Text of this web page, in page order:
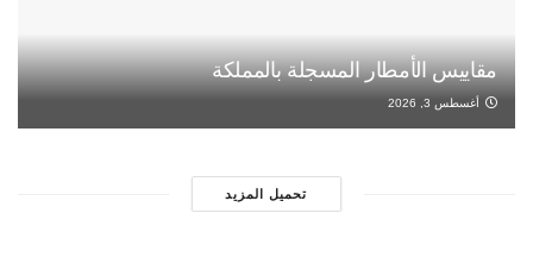
مقاييس الأمطار المسجلة بالمملكة
أغسطس 3, 2026
تحميل المزيد